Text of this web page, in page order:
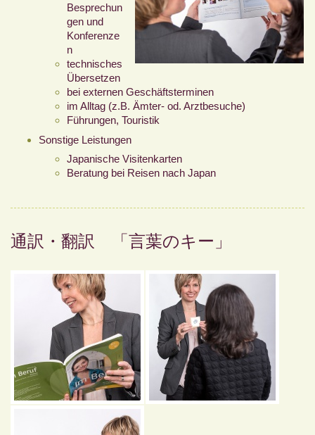
Besprechun
gen und
Konferenze
n
technisches
Übersetzen
bei externen Geschäftsterminen
im Alltag (z.B. Ämter- od. Arztbesuche)
Führungen, Touristik
Sonstige Leistungen
Japanische Visitenkarten
Beratung bei Reisen nach Japan
通訳・翻訳 「言葉のキー」